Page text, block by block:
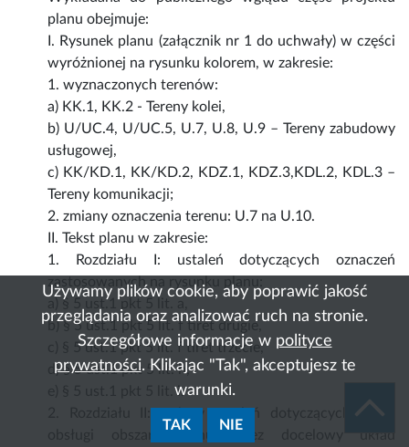
Używamy plików cookie, aby poprawić jakość
przeglądania oraz analizować ruch na stronie.
Szczegółowe informacje w polityce
prywatności. Klikając "Tak", akceptujesz te
warunki.
TAK NIE
planu obejmuje:
I. Rysunek planu (załącznik nr 1 do uchwały) w części
wyróżnionej na rysunku kolorem, w zakresie:
1. wyznaczonych terenów:
a) KK.1, KK.2 - Tereny kolei,
b) U/UC.4, U/UC.5, U.7, U.8, U.9 – Tereny zabudowy
usługowej,
c) KK/KD.1, KK/KD.2, KDZ.1, KDZ.3,KDL.2, KDL.3 –
Tereny komunikacji;
2. zmiany oznaczenia terenu: U.7 na U.10.
II. Tekst planu w zakresie:
1. Rozdziału I: ustaleń dotyczących oznaczeń
zastosowanych na rysunku planu:
a) § 5 ust.1 pkt 5 lit. a,
b) § 5 ust.1 pkt 5 lit. f tiret drugie,
c) § 5 ust.1 pkt 5 lit. f tiret trzecie,
d) § 5 ust.1 pkt 5 lit. h,
e) § 5 ust.1 pkt 5 lit. i.
2. Rozdziału II: zmiany ustaleń dotyczących zasad
obsługi obszaru planu przez docelowy układ